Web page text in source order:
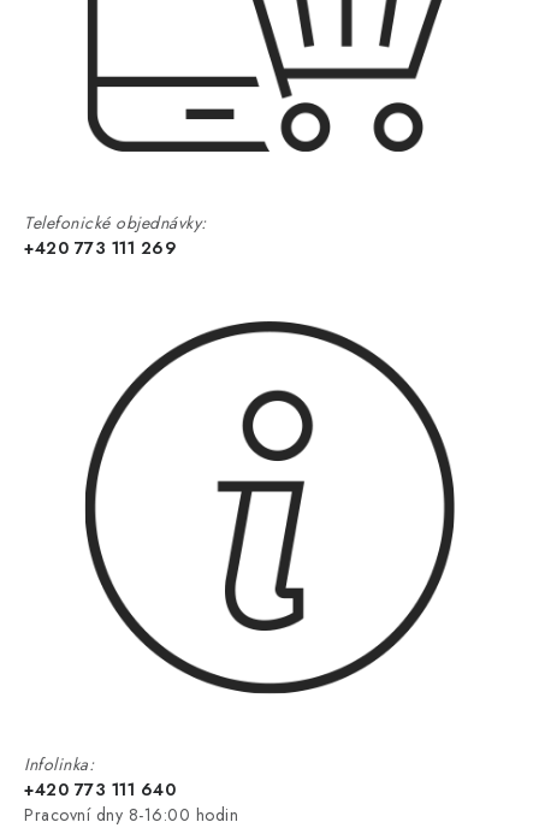
Telefonické objednávky:
+420 773 111 269
Infolinka:
+420 773 111 640
Pracovní dny 8-16:00 hodin